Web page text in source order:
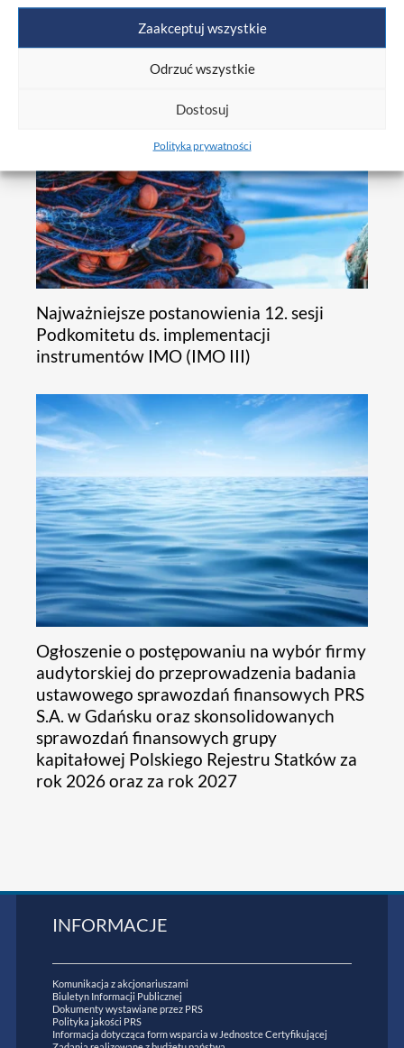
Zaakceptuj wszystkie
Odrzuć wszystkie
Dostosuj
Polityka prywatności
obecność w Indonezji
Najważniejsze postanowienia 12. sesji
Podkomitetu ds. implementacji
instrumentów IMO (IMO III)
Ogłoszenie o postępowaniu na wybór firmy
audytorskiej do przeprowadzenia badania
ustawowego sprawozdań finansowych PRS
S.A. w Gdańsku oraz skonsolidowanych
sprawozdań finansowych grupy
kapitałowej Polskiego Rejestru Statków za
rok 2026 oraz za rok 2027
INFORMACJE
Komunikacja z akcjonariuszami
Biuletyn Informacji Publicznej
Dokumenty wystawiane przez PRS
Polityka jakości PRS
Informacja dotycząca form wsparcia w Jednostce Certyfikującej